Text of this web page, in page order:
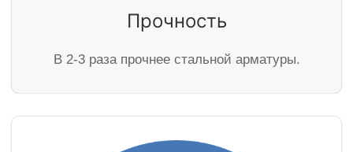
Прочность
В 2-3 раза прочнее стальной арматуры.